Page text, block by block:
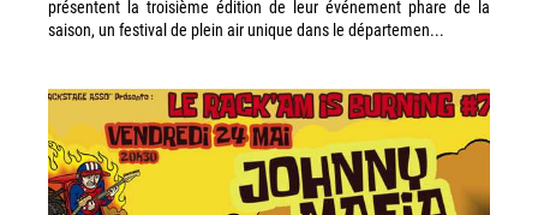
présentent la troisième édition de leur événement phare de la
saison, un festival de plein air unique dans le départemen...